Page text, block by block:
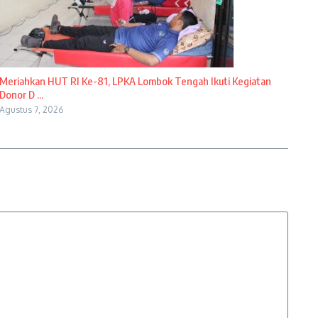
Meriahkan HUT RI Ke-81, LPKA Lombok Tengah Ikuti Kegiatan
Donor D ...
Agustus 7, 2026